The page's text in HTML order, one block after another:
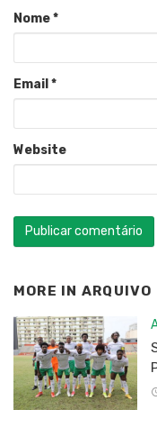
Nome*
Email *
Website
MORE IN ARQUIVO